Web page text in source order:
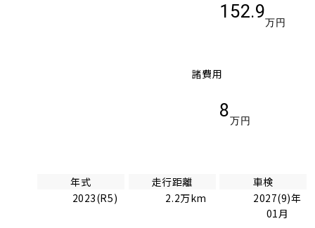
152.9
万円
諸費用
8
万円
年式
2023(R5)
走行距離
2.2万km
車検
2027(9)年
01月